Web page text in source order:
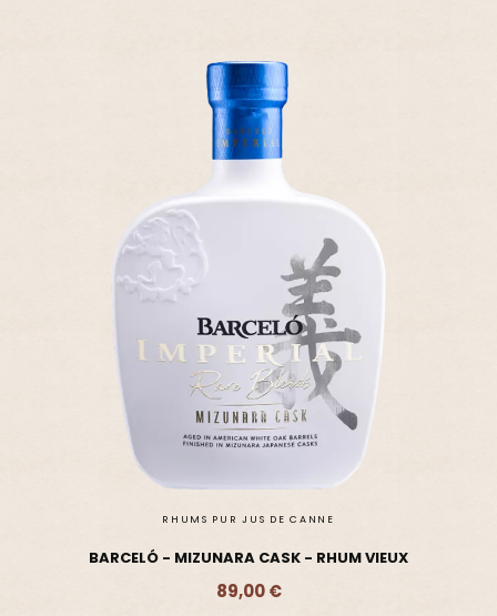
RHUMS PUR JUS DE CANNE
BARCELÓ - MIZUNARA CASK - RHUM VIEUX
89,00 €
Ajouter - 89,00 €